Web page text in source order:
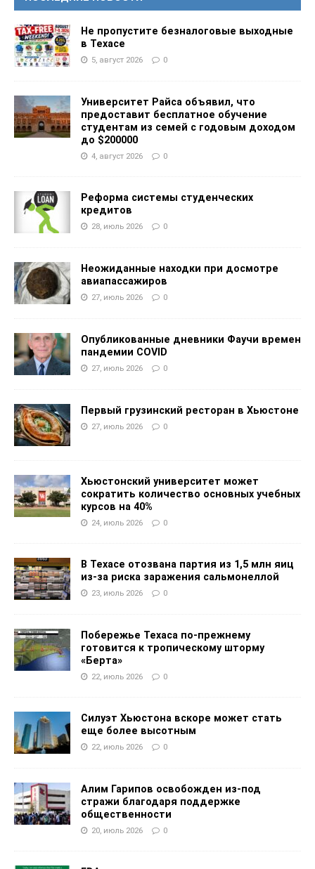
Не пропустите безналоговые выходные
в Техасе
5, август 2026 0
Университет Райса объявил, что
предоставит бесплатное обучение
студентам из семей с годовым доходом
до $200000
4, август 2026 0
Реформа системы студенческих
кредитов
28, июль 2026 0
Неожиданные находки при досмотре
авиапассажиров
27, июль 2026 0
Опубликованные дневники Фаучи времен
пандемии COVID
27, июль 2026 0
Первый грузинский ресторан в Хьюстоне
27, июль 2026 0
Хьюстонский университет может
сократить количество основных учебных
курсов на 40%
24, июль 2026 0
В Техасе отозвана партия из 1,5 млн яиц
из-за риска заражения сальмонеллой
23, июль 2026 0
Побережье Техаса по-прежнему
готовится к тропическому шторму
«Берта»
22, июль 2026 0
Силуэт Хьюстона вскоре может стать
еще более высотным
22, июль 2026 0
Алим Гарипов освобожден из-под
стражи благодаря поддержке
общественности
20, июль 2026 0